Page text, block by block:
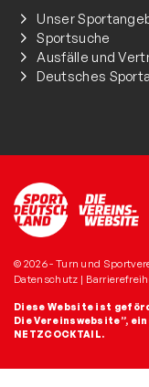
Unser
Sportsuche
Ausfälle und
Deutsches
© 2026 - Turn und
Datenschutz |
Diese Website ist
Die Vereinswebsite”,
NETZCOCKTAIL.